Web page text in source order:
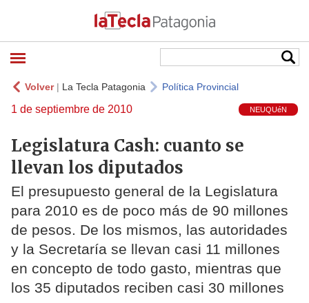
Volver| La Tecla Patagonia Política Provincial
1 de septiembre de 2010 NEUQUéN
Legislatura Cash: cuanto se
llevan los diputados
El presupuesto general de la Legislatura
para 2010 es de poco más de 90 millones
de pesos. De los mismos, las autoridades
y la Secretaría se llevan casi 11 millones
en concepto de todo gasto, mientras que
los 35 diputados reciben casi 30 millones